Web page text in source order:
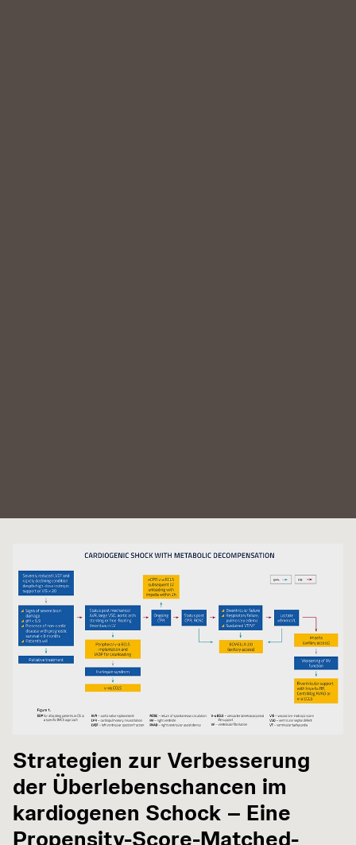
Strategien zur Verbesserung
der Überlebenschancen im
kardiogenen Schock – Eine
Propensity-Score-Matched-